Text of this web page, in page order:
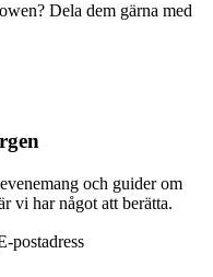
Dela dem gärna med
och guider om
vi har något att berätta.
postadress